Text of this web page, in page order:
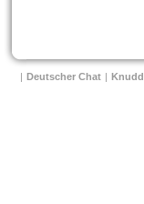
| Deutscher Chat |